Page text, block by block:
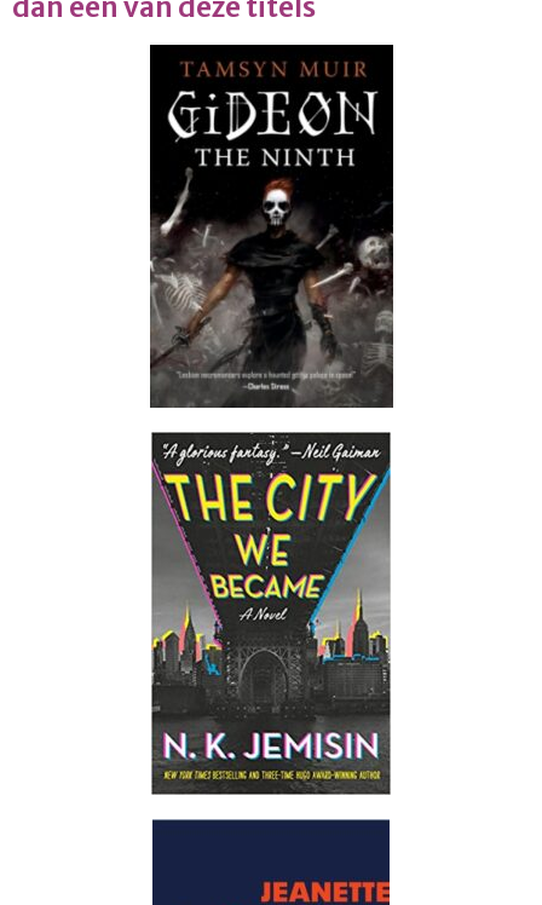
oktober 2024
juli 2023
juni 2023
mei 2023
april 2023
maart 2023
december 2022
oktober 2022
september 2022
augustus 2022
juli 2022
juni 2022
mei 2022
april 2022
maart 2022
februari 2022
januari 2022
december 2021
november 2021
oktober 2021
september 2021
augustus 2021
juni 2021
dan een van deze titels